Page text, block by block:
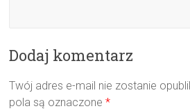
Dodaj komentarz
Twój adres e-mail nie zostanie
pola są oznaczone*